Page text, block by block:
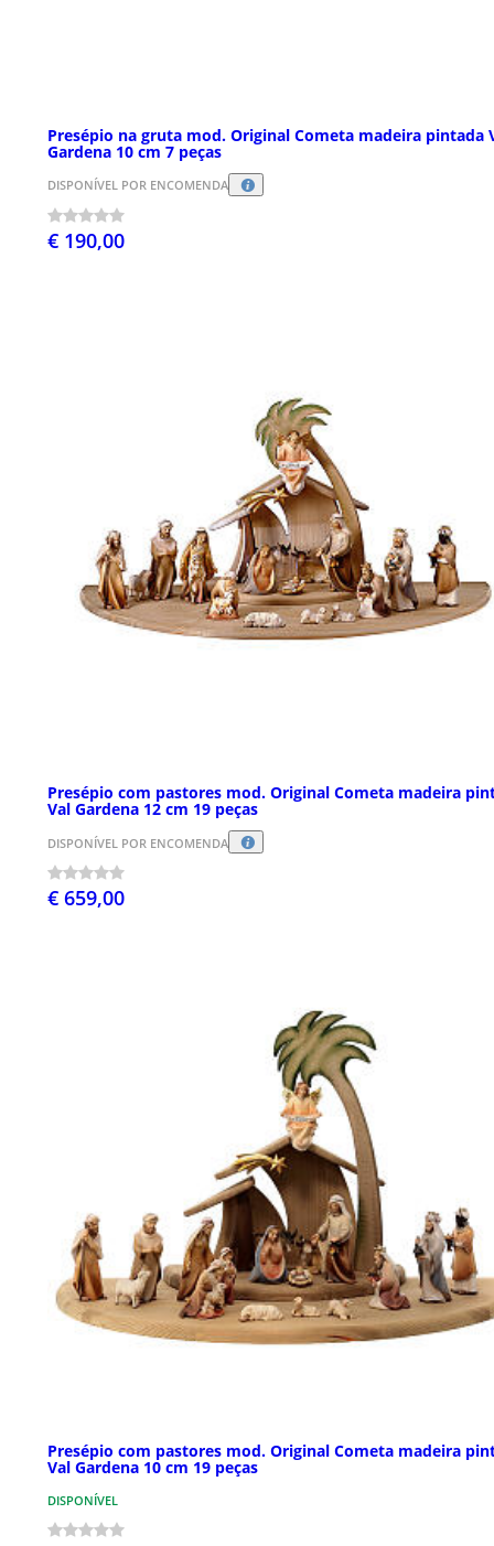
Presépio na gruta mod. Original Cometa madeira pintada
Gardena 10 cm 7 peças
DISPONÍVEL POR ENCOMENDA
€ 190,00
Presépio com pastores mod. Original Cometa madeira
Val Gardena 12 cm 19 peças
DISPONÍVEL POR ENCOMENDA
€ 659,00
Presépio com pastores mod. Original Cometa madeira
Val Gardena 10 cm 19 peças
DISPONÍVEL